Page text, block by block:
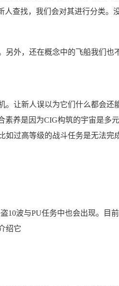
查找，我们会对其进行分类。
另外，还在概念中的飞船我们也
。让新人误以为它们什么都会还
素养是因为CIG构筑的宇宙是多元
如过高等级的战斗任务是无法完
10波与PU任务中也会出现。目前
绍它